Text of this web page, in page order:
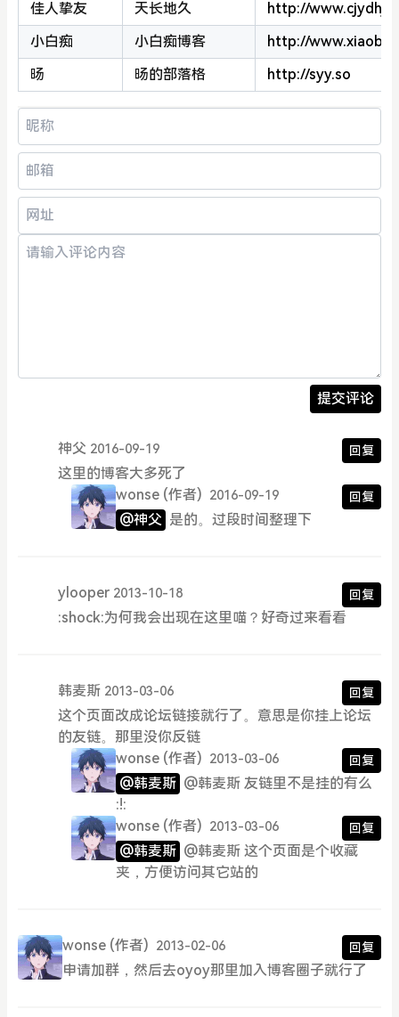
佳人挚友 天长地久
http://
小白痴
小白痴博客
http://
旸
旸的部落格 http://syy.so
提交评论
神父 2016-09-19 回复
这里的博客大多死了
wonse (作者) 2016-09-19 回复
@神父 是的。过段时间整理下
ylooper 2013-10-18 回复
:shock:为何我会出现在这里喵？好奇过来看看
韩麦斯 2013-03-06 回复
这个页面改成论坛链接就行了。意思是你挂上论坛
的友链。那里没你反链
wonse (作者) 2013-03-06 回复
@韩麦斯 @韩麦斯 友链里不是挂的有么
:!:
wonse (作者) 2013-03-06 回复
@韩麦斯 @韩麦斯 这个页面是个收藏
夹，方便访问其它站的
wonse (作者) 2013-02-06 回复
申请加群，然后去oyoy那里加入博客圈子就行了